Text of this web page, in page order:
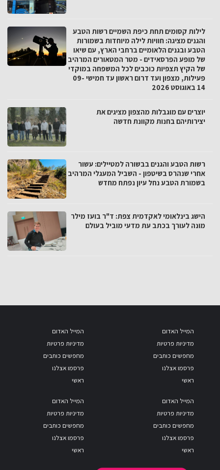
לילות קסומים תחת כיפת השמיים רשות הטבע
והגנים מציגה: חוויות לילה מיוחדות בשמורות
הטבע ובגנים הלאומיים ברחבי הארץ, עם שיאו
של מופע הפרסאידים - מטר המטאורים המרהיב
של הקיץ תצפיות כוכבים לכל המשפחה במוקדי
פעילות, מצפון ועד דרום ראשון עד חמישי 09-
14 באוגוסט 2026
יוצרים עם מוגבלות מהצפון מציגים את
יצירותיהם בחנות מקוונת חדשה
רשות הטבע והגנים בבשורה למטיילים: עשור
אחרי שנהרס בשיטפון - השביל המעגלי המרהיב
בשמורת הטבע נחל עיון נפתח מחדש
הישג בינלאומי לאקדמית צפת: ד"ר בועז מילר
מונה לעורך בכתב עת מדעי מוביל בעולם
המייל האדום
מדיניות פרטיות
מחפשים כותבים
פרסמו אצלנו
ראשי
המייל האדום
מדיניות פרטיות
מחפשים כותבים
פרסמו אצלנו
ראשי
המייל האדום
מדיניות פרטיות
מחפשים כותבים
פרסמו אצלנו
ראשי
המייל האדום
מדיניות פרטיות
מחפשים כותבים
פרסמו אצלנו
ראשי